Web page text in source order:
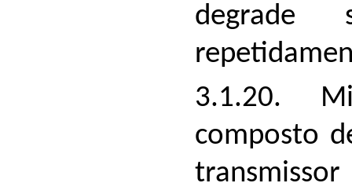
degrade
3.1.20.
composto